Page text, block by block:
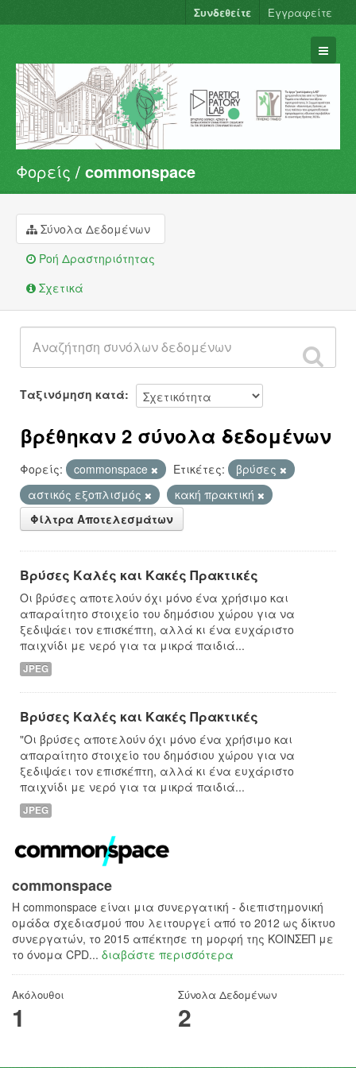
Συνδεθείτε Εγγραφείτε
Σύνολα Δεδομένων
Φορείς
Ομάδες
Σχετικά
Φορείς commonspace
Σύνολα Δεδομένων
Ροή Δραστηριότητας
Σχετικά
Ταξινόμηση κατά
βρέθηκαν 2 σύνολα δεδομένων
Φορείς: commonspace Ετικέτες:
βρύσες
αστικός εξοπλισμός
κακή πρακτική
Φίλτρα Αποτελεσμάτων
Βρύσες Καλές και Κακές Πρακτικές
Οι βρύσες αποτελούν όχι μόνο ένα χρήσιμο και
απαραίτητο στοιχείο του δημόσιου χώρου για να
ξεδιψάει τον επισκέπτη, αλλά κι ένα ευχάριστο
παιχνίδι με νερό για τα μικρά παιδιά...
JPEG
Βρύσες Καλές και Κακές Πρακτικές
"Οι βρύσες αποτελούν όχι μόνο ένα χρήσιμο και
απαραίτητο στοιχείο του δημόσιου χώρου για να
ξεδιψάει τον επισκέπτη, αλλά κι ένα ευχάριστο
παιχνίδι με νερό για τα μικρά παιδιά...
JPEG
commonspace
H commonspace είναι μια συνεργατική - διεπιστημονική
ομάδα σχεδιασμού που λειτουργεί από το 2012 ως δίκτυο
συνεργατών, το 2015 απέκτησε τη μορφή της ΚΟΙΝΣΕΠ με
το όνομα CPD... διαβάστε περισσότερα
Ακόλουθοι
1
Σύνολα Δεδομένων
2